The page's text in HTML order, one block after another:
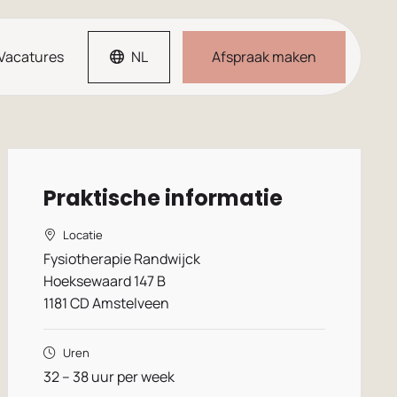
NL Afspraak maken
Praktische informatie
Locatie
Fysiotherapie Randwijck
Hoeksewaard 147 B
1181 CD Amstelveen
Uren
32 – 38 uur per week